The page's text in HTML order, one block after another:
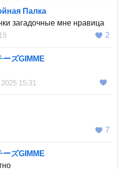
Палка
загадочные мне нравица
2
ーズGIMME
15:31
7
ーズGIMME